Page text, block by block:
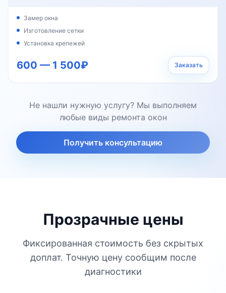
Замер окна
Изготовление сетки
Установка крепежей
600 — 1 500₽ Заказать
Не нашли нужную услугу? Мы выполняем
любые виды ремонта окон
Получить консультацию
Прозрачные цены
Фиксированная стоимость без скрытых
доплат. Точную цену сообщим после
диагностики